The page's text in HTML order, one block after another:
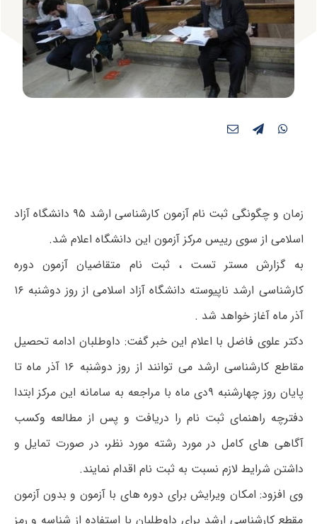
زمان و چگونگی ثبت نام آزمون کارشناسی ارشد ۹۵ دانشگاه آزاد
اسلامی از سوی رییس مرکز آزمون این دانشگاه اعلام شد.
به گزارش مستر تست ، ثبت نام متقاضیان آزمون دوره
کارشناسی ارشد ناپیوسته دانشگاه آزاد اسلامی از روز دوشنبه ۱۶
آذر ماه آغاز خواهد شد .
دکتر علوی فاضل با اعلام این خبر گفت: داوطلبان ادامه تحصیل
مقاطع کارشناسی ارشد می توانند از روز دوشنبه ۱۶ آذر ماه تا
پایان روز چهارشنبه ۹دی ماه با مراجعه به سامانه این مرکز ابتدا
دفترچه راهنمای ثبت نام را دریافت و پس از مطالعه وکسب
آگاهی های کامل در مورد رشته مورد نظر، در صورت تمایل و
داشتن شرایط لازم نسبت به ثبت نام اقدام نمایند.
وی افزود: امکان ویرایش برای دوره های با آزمون و بدون آزمون
مقطع کارشناسی ارشد برای داوطلبان با استفاده از شناسه و رمز